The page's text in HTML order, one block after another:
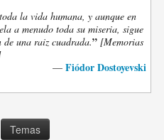
la vida humana, y aunque en
a menudo toda su miseria, sigue
de una raiz cuadrada.” [Memorias
— Fiódor Dostoyevski
Temas